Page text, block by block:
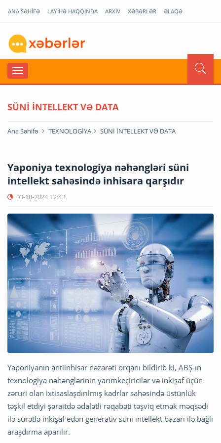
ANA SƏHİFƏ LAYİHƏ HAQQINDA ARXİV XƏBƏRLƏR ƏLAQƏ
SÜNİ İNTELLEKT VƏ DATA
Ana Səhifə TEXNOLOGİYA SÜNİ İNTELLEKT VƏ DATA
Yaponiya texnologiya nəhəngləri süni
intellekt sahəsində inhisara qarşıdır
03-10-2024 12:43
Yaponiyanın antiinhisar nəzarəti orqanı bildirib ki, ABŞ-ın
texnologiya nəhənglərinin yarımkeçiricilər və inkişaf üçün
zəruri olan ixtisaslaşdırılmış kadrlar sahəsində üstünlük
təşkil etdiyi şəraitdə ədalətli rəqabəti təşviq etmək məqsədi
ilə sürətlə inkişaf edən generativ süni intellekt bazarı ilə bağlı
araşdırma aparılır.